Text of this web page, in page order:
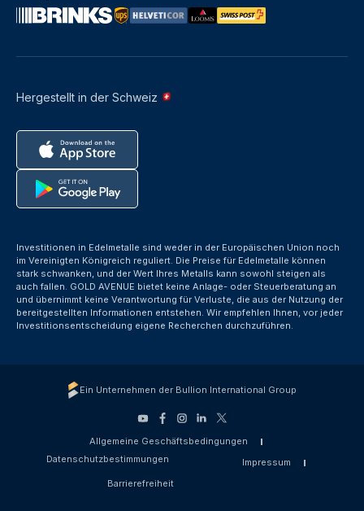
Hergestellt in der Schweiz
Investitionen in Edelmetalle sind weder in der Europäischen Union noch
im Vereinigten Königreich reguliert. Die Preise für Edelmetalle können
stark schwanken, und der Wert Ihres Metalls kann sowohl steigen als
auch fallen. GOLD AVENUE bietet keine Anlage- oder Steuerberatung an
und übernimmt keine Verantwortung für Verluste, die aus der Nutzung der
bereitgestellten Informationen entstehen. Wir empfehlen Ihnen, vor jeder
Investitionsentscheidung eigene Recherchen durchzuführen.
Ein Unternehmen der Bullion International Group
Allgemeine Geschäftsbedingungen
Datenschutzbestimmungen
Impressum
Barrierefreiheit